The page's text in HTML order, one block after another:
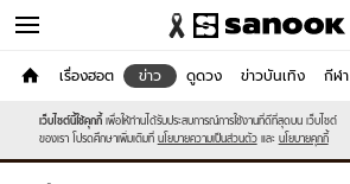
หน้าแรก
เรื่องฮอต ข่าว ดูดวง ข่าวบันเทิง กีฬา
ข่าว
เว็บไซต์นี้ใช้คุกกี้ เพื่อให้ท่านได้รับประสบการณ์การใช้งานที่ดีที่สุดบน เว็บไซต์
ของเรา โปรดศึกษาเพิ่มเติมที่ นโยบายความเป็นส่วนตัว และ นโยบายคุกกี้